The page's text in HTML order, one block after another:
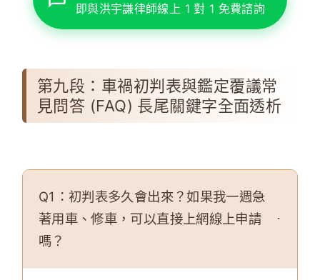
即與洪宇謙律師線上 1 對 1 免費諮詢
第九段：車禍初判表與鑑定覆議常
見問答 (FAQ) 長尾關鍵字全面透析
Q1：初判表多久會出來？如果我一週急
著用車、修車，可以直接上網線上申請
嗎？